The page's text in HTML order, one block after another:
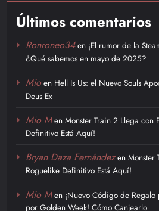
Últimos comentarios
Ronroneo34en ¡El rumor de la
¿Qué sabemos en mayo de 2025?
Mioen Hell Is Us: el Nuevo Souls
Deus Ex
Mio Men Monster Train 2 Llega con
Definitivo Está Aquí!
Bryan Daza Fernándezen Monster
Roguelike Definitivo Está Aquí!
Mio Men ¡Nuevo Código de Regalo
por Golden Week! Cómo Canjearlo